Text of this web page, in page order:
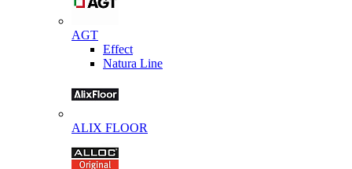
AGT
Effect
Natura Line
ALIX FLOOR